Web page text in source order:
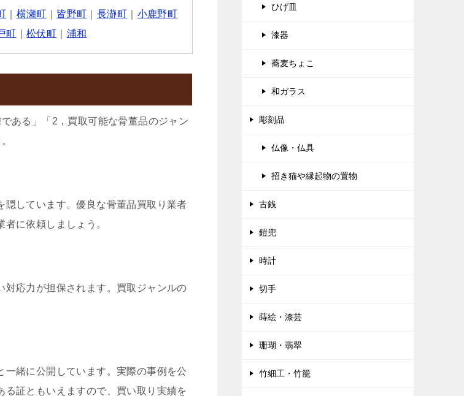
横瀬町 皆野町 長瀞町
小鹿野町
町 ｜松伏町 浦和
ある」「2，買取可能な骨董品のジャン
しています。優良な骨董品買取り業者
に依頼しましょう。
応力が担保されます。買取ジャンルの
緒に公開しています。実際の事例を公
証ともいえますので、買い取り実績を
ひげ皿
漆器
蕎麦ちょこ
和ガラス
彫刻品
仏像・仏具
招き猫や縁起物の置物
古銭
鎧兜
時計
切手
蒔絵・漆芸
珊瑚・翡翠
竹細工・竹籠